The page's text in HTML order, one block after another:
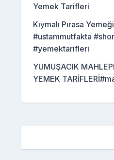
Yemek Tarifleri
Kıymalı Pırasa
#ustammutfakta
#yemektarifleri
YUMUŞACIK
YEMEK